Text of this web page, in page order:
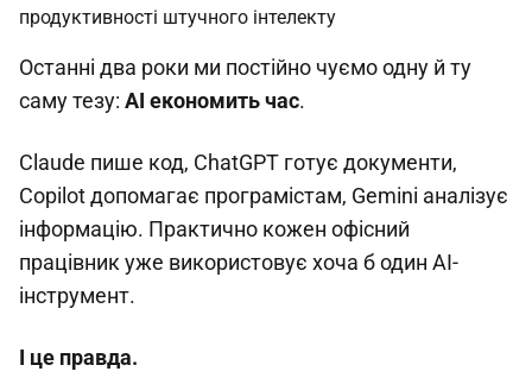
Останні два роки ми постійно чуємо одну й ту
саму тезу: AI економить час.
Claude пише код, ChatGPT готує документи,
Copilot допомагає програмістам, Gemini аналізує
інформацію. Практично кожен офісний
працівник уже використовує хоча б один AI-
інструмент.
І це правда.